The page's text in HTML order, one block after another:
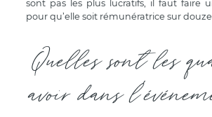
sont pas les plus lucratifs, il faut faire
pour qu’elle soit rémunératrice sur
Quelles sont les
avoir dans